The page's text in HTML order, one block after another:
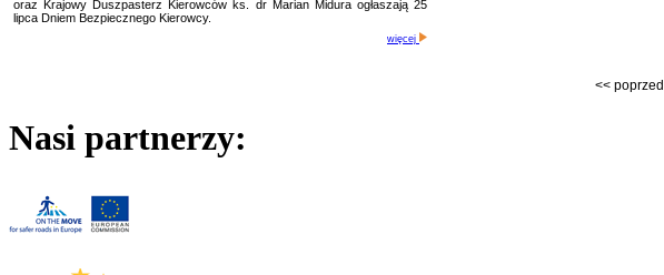
oraz Krajowy Duszpasterz Kierowców ks. dr Marian Midura ogłaszają 25
lipca Dniem Bezpiecznego Kierowcy.
więcej
<<
Nasi partnerzy: